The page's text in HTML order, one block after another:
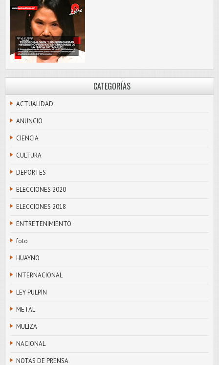
CATEGORÍAS
ACTUALIDAD
ANUNCIO
CIENCIA
CULTURA
DEPORTES
ELECCIONES 2020
ELECCIONES 2018
ENTRETENIMIENTO
foto
HUAYNO
INTERNACIONAL
LEY PULPÍN
METAL
MULIZA
NACIONAL
NOTAS DE PRENSA